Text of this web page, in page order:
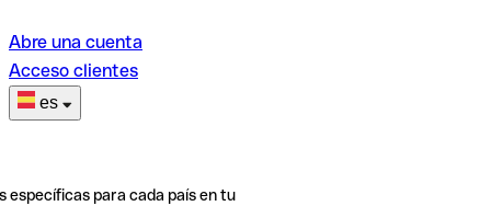
Abre una cuenta
Acceso clientes
es
específicas para cada país en tu